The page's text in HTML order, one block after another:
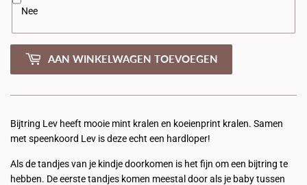
Nee
AAN WINKELWAGEN TOEVOEGEN
Bijtring Lev heeft mooie mint kralen en koeienprint kralen. Samen
met speenkoord Lev is deze echt een hardloper!
Als de tandjes van je kindje doorkomen is het fijn om een bijtring te
hebben. De eerste tandjes komen meestal door als je baby tussen